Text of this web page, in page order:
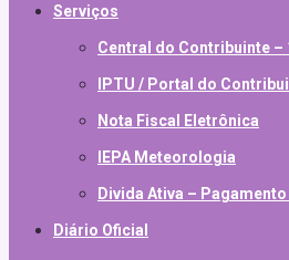
Serviços
Central do Contribuinte –
IPTU / Portal do
Nota Fiscal Eletrônica
IEPA Meteorologia
Divida Ativa –
Diário Oficial